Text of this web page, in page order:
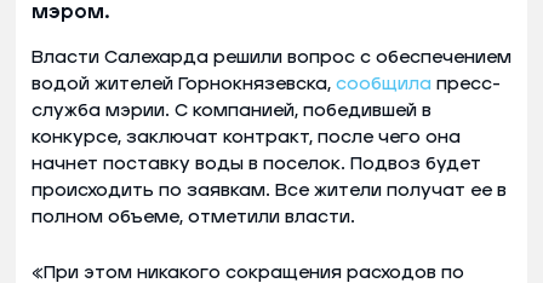
мэром.
Власти Салехарда решили вопрос с обеспечением
водой жителей Горнокнязевска, сообщила пресс-
служба мэрии. С компанией, победившей в
конкурсе, заключат контракт, после чего она
начнет поставку воды в поселок. Подвоз будет
происходить по заявкам. Все жители получат ее в
полном объеме, отметили власти.
«При этом никакого сокращения расходов по